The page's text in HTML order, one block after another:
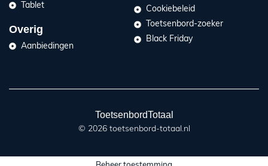
Tablet
Overig
Aanbiedingen
Cookiebeleid
Toetsenbord-zoeker
Black Friday
ToetsenbordTotaal
© 2026 toetsenbord-totaal.nl